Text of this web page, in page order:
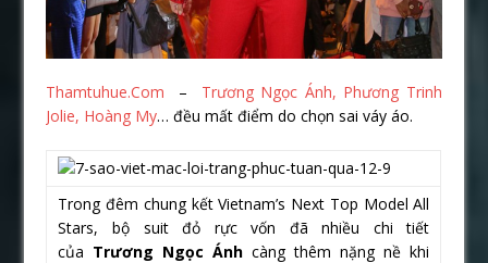
Thamtuhue.Com –
Trương Ngọc Ánh, Phương Trinh
Jolie, Hoàng My… đều mất điểm do chọn sai váy áo.
Trong đêm chung kết Vietnam’s Next Top Model All
Stars, bộ suit đỏ rực vốn đã nhiều chi tiết
của Trương Ngọc Ánh càng thêm nặng nề khi